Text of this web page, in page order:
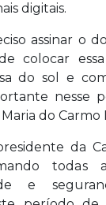
digitais.
assinar o
colocar
do sol e
nesse
do Carmo
da
todas
e